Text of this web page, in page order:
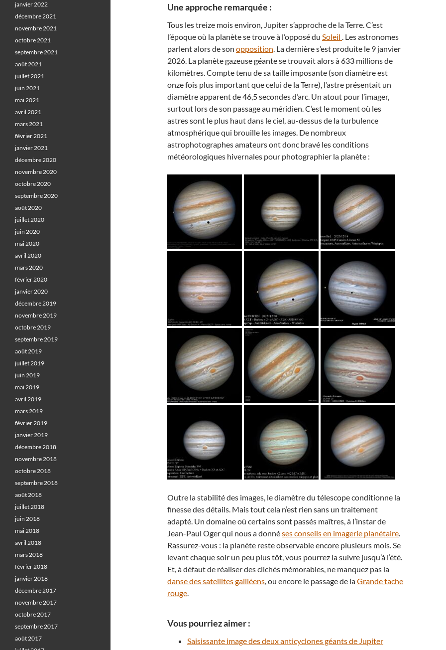
Une approche remarquée :
Tous les treize mois environ, Jupiter s’approche de la Terre. C’est
l’époque où la planète se trouve à l’opposé du Soleil . Les astronomes
parlent alors de son opposition. La dernière s’est produite le 9 janvier
2026. La planète gazeuse géante se trouvait alors à 633 millions de
kilomètres. Compte tenu de sa taille imposante (son diamètre est
onze fois plus important que celui de la Terre), l’astre présentait un
diamètre apparent de 46,5 secondes d’arc. Un atout pour l’imager,
surtout lors de son passage au méridien. C’est le moment où les
astres sont le plus haut dans le ciel, au-dessus de la turbulence
atmosphérique qui brouille les images. De nombreux
astrophotographes amateurs ont donc bravé les conditions
météorologiques hivernales pour photographier la planète :
Outre la stabilité des images, le diamètre du télescope conditionne la
finesse des détails. Mais tout cela n’est rien sans un traitement
adapté. Un domaine où certains sont passés maîtres, à l’instar de
Jean-Paul Oger qui nous a donnéses conseils en imagerie planétaire.
Rassurez-vous : la planète reste observable encore plusieurs mois. Se
levant chaque soir un peu plus tôt, vous pourrez la suivre jusqu’à l’été.
Et, à défaut de réaliser des clichés mémorables, ne manquez pas la
danse des satellites galiléens, ou encore le passage de laGrande tache
rouge.
Vous pourriez aimer :
Saisissante image des deux anticyclones géants de Jupiter
janvier 2022
décembre 2021
novembre 2021
octobre 2021
septembre 2021
août 2021
juillet 2021
juin 2021
mai 2021
avril 2021
mars 2021
février 2021
janvier 2021
décembre 2020
novembre 2020
octobre 2020
septembre 2020
août 2020
juillet 2020
juin 2020
mai 2020
avril 2020
mars 2020
février 2020
janvier 2020
décembre 2019
novembre 2019
octobre 2019
septembre 2019
août 2019
juillet 2019
juin 2019
mai 2019
avril 2019
mars 2019
février 2019
janvier 2019
décembre 2018
novembre 2018
octobre 2018
septembre 2018
août 2018
juillet 2018
juin 2018
mai 2018
avril 2018
mars 2018
février 2018
janvier 2018
décembre 2017
novembre 2017
octobre 2017
septembre 2017
août 2017